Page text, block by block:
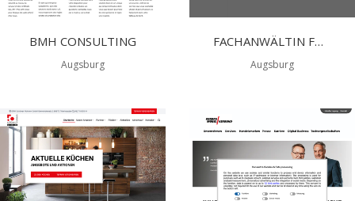
BMH CONSULTING
Augsburg
FACHANWÄLTIN FÜR FAMILIENRECHT AUGSBURG
Augsburg